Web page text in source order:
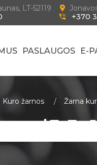
LT-52119
+370
PASLAUGOS E-
Kuro žarnos Žarna
d5